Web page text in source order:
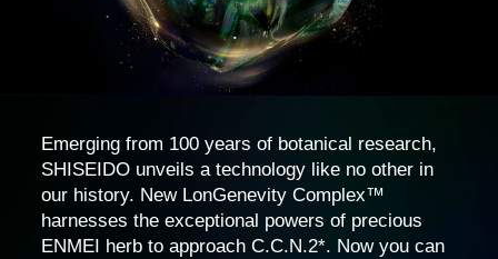
Emerging from 100 years of botanical research,
SHISEIDO unveils a technology like no other in
our history. New LonGenevity Complex™
harnesses the exceptional powers of precious
ENMEI herb to approach C.C.N.2*. Now you can